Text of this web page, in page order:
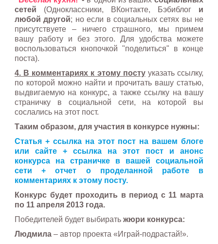
сетей (Одноклассники, ВКонтакте, Бэбиблог и
любой другой; но если в социальных сетях вы не
присутствуете – ничего страшного, мы примем
вашу работу и без этого. Для удобства можете
воспользоваться кнопочкой "поделиться" в конце
поста).
4. В комментариях к этому постууказать ссылку,
по которой можно найти и прочитать вашу статью,
выдвигаемую на конкурс, а также ссылку на вашу
страничку в социальной сети, на которой вы
сослались на этот пост.
Таким образом, для участия в конкурсе нужны:
Статья + ссылка на этот пост на вашем блоге
или сайте + ссылка на этот пост и анонс
конкурса на страничке в вашей социальной
сети + отчет о проделанной работе в
комментариях к этому посту.
Конкурс будет проходить в период с 11 марта
по 11 апреля 2013 года.
Победителей будет выбирать жюри конкурса:
Людмила – автор проекта «Играй-подрастай!».